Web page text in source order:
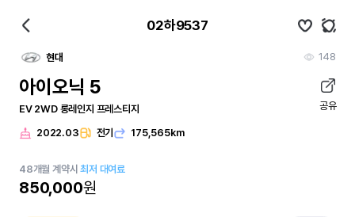
02하9537
현대 148
아이오닉 5
EV 2WD 롱레인지 프레스티지 공유
2022.03 전기 175,565km
48개월 계약시최저 대여료
850,000원